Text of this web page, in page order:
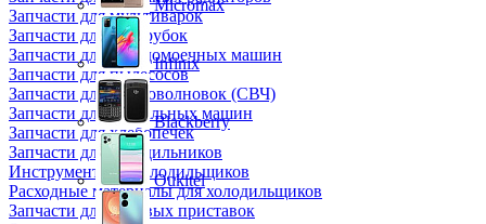
Запчасти для мультиварок
Запчасти для мясорубок
Запчасти для посудомоечных машин
Запчасти для пылесосов
Запчасти для микроволновок (СВЧ)
Запчасти для стиральных машин
Запчасти для хлебопечек
Запчасти для холодильников
Инструмент для холодильщиков
Расходные материалы для холодильщиков
Запчасти для игровых приставок
Micromax
Infinix
Blackberry
Oukitel